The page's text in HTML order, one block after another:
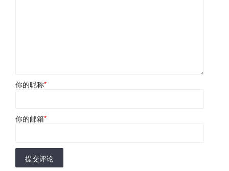
你的昵称*
你的邮箱*
提交评论